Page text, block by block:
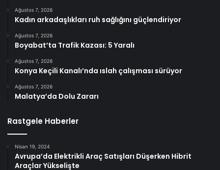
Ağustos 7, 2026
Kadın arkadaşlıkları ruh sağlığını güçlendiriyor
Ağustos 7, 2026
Boyabat’ta Trafik Kazası: 5 Yaralı
Ağustos 7, 2026
Konya Keçili Kanalı’nda ıslah çalışması sürüyor
Ağustos 7, 2026
Malatya’da Dolu Zararı
Rastgele Haberler
Nisan 19, 2024
Avrupa’da Elektrikli Araç Satışları Düşerken Hibrit
Araçlar Yükselişte